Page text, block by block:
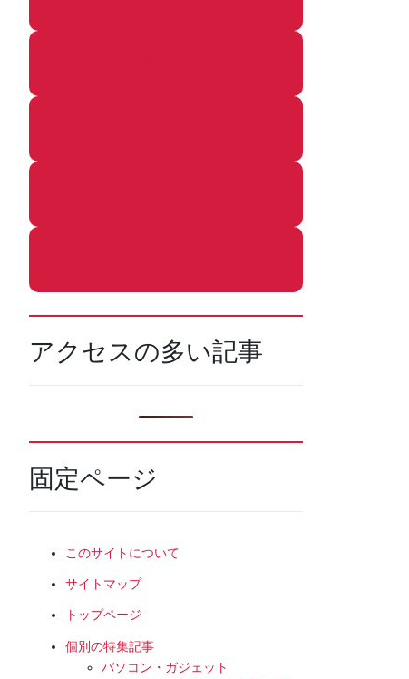
アクセスの多い記事
固定ページ
このサイトについて
サイトマップ
トップページ
個別の特集記事
パソコン・ガジェット